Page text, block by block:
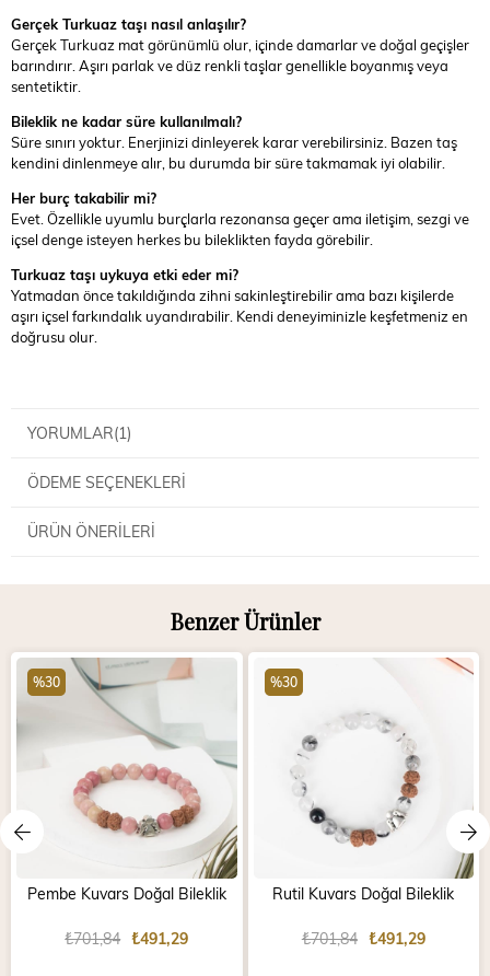
Gerçek Turkuaz taşı nasıl anlaşılır?
Gerçek Turkuaz mat görünümlü olur, içinde damarlar ve doğal geçişler
barındırır. Aşırı parlak ve düz renkli taşlar genellikle boyanmış veya
sentetiktir.
Bileklik ne kadar süre kullanılmalı?
Süre sınırı yoktur. Enerjinizi dinleyerek karar verebilirsiniz. Bazen taş
kendini dinlenmeye alır, bu durumda bir süre takmamak iyi olabilir.
Her burç takabilir mi?
Evet. Özellikle uyumlu burçlarla rezonansa geçer ama iletişim, sezgi ve
içsel denge isteyen herkes bu bileklikten fayda görebilir.
Turkuaz taşı uykuya etki eder mi?
Yatmadan önce takıldığında zihni sakinleştirebilir ama bazı kişilerde
aşırı içsel farkındalık uyandırabilir. Kendi deneyiminizle keşfetmeniz en
doğrusu olur.
YORUMLAR(1)
ÖDEME SEÇENEKLERI
ÜRÜN ÖNERILERI
Benzer Ürünler
Pembe Kuvars Doğal Bileklik
₺491,29
₺701,84
%30
Rutil Kuvars Doğal Bileklik
₺491,29
₺701,84
%30